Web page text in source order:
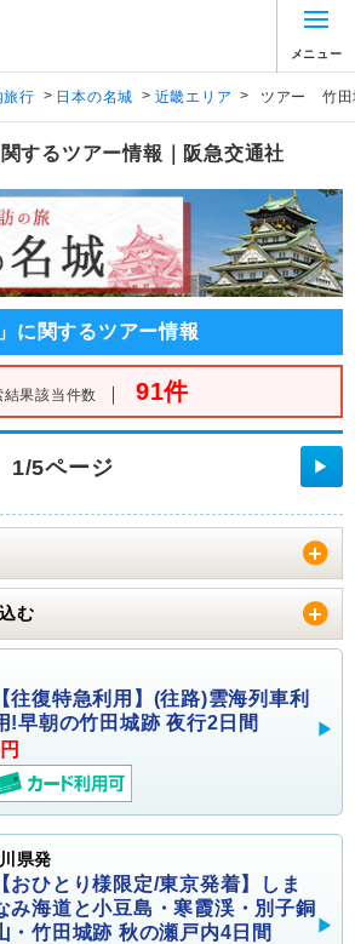
メニュー
旅行 > 日本の名城 > 近畿エリア > ツアー 竹田
するツアー情報｜阪急交通社
に関するツアー情報
結果該当件数 ｜ 91件
1/5ページ ▶
む
【往復特急利用】(往路)雲海列車利
!早朝の竹田城跡 夜行2日間
県発
【おひとり様限定/東京発着】しま
み海道と小豆島・寒霞渓・別子銅
・竹田城跡 秋の瀬戸内4日間